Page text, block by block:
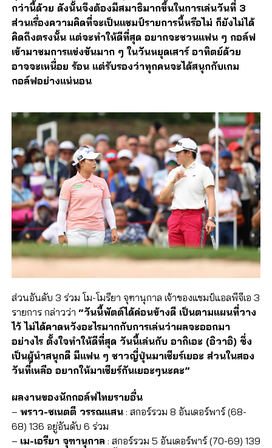
กว่านี้ด้วย ดังนั้นจึงต้องมีสมาธิมากขึ้นในการเล่นวันที่ 3
ส่วนเรื่องความคิดที่จะเป็นแชมป์รายการนี้หรือไม่ ก็ยังไม่ได้
คิดถึงตรงนั้น แต่จะทำให้ดีที่สุด อยากจะชวนแฟน ๆ กอล์ฟ
เข้ามาชมการแข่งขันมาก ๆ ในวันหยุดเสาร์ อาทิตย์ด้วย
อาจจะเหนื่อย ร้อน แต่รับรองว่าทุกคนจะได้สนุกกับเกม
กอล์ฟอย่างแน่นอน
ส่วนอันดับ 3 ร่วม โม-โมรียา จุฑานุกาล เจ้าของแชมป์แอลพีจีเอ 3
รายการ กล่าวว่า “วันนี้พัตต์ได้ค่อนข้างดี เป็นตามแผนที่วาง
ไว้ ไม่ได้คาดหวังอะไรมากกับการเล่นว่าผลจะออกมา
อย่างไร ตั้งใจทำให้ดีที่สุด วันนี้เล่นกับ อากิเอะ (อิวาอิ) ซึ่ง
เป็นผู้นำสนุกดี มีแฟน ๆ ชาวญี่ปุ่นมาเชียร์เยอะ ส่วนในสอง
วันที่เหลือ อยากให้มาเชียร์กันเยอะๆนะคะ”
ผลงานของนักกอล์ฟไทยรายอื่น
– พราว-ชเนตตี วรรณแสน: สกอร์รวม 8 อันเดอร์พาร์ (68-
68) 136 อยู่อันดับ 6 ร่วม
– เม-เอรียา จุฑานุกาล : สกอร์รวม 5 อันเดอร์พาร์ (70-69) 139